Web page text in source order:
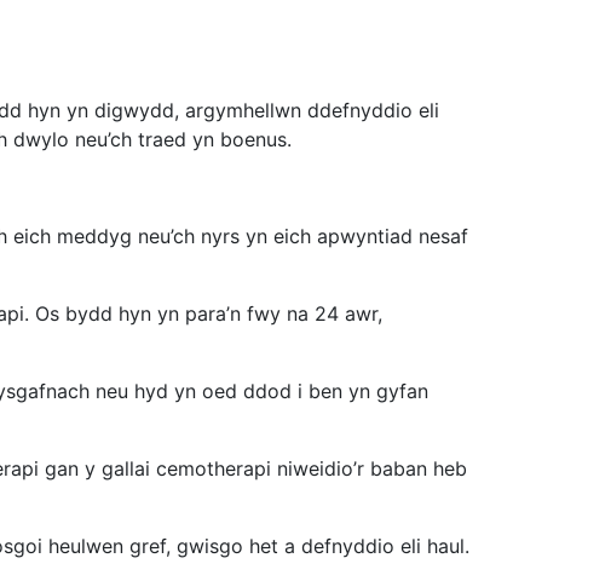
hyn yn digwydd, argymhellwn ddefnyddio eli
neu’ch traed yn boenus.
meddyg neu’ch nyrs yn eich apwyntiad nesaf
Os bydd hyn yn para’n fwy na 24 awr,
neu hyd yn oed ddod i ben yn gyfan
gan y gallai cemotherapi niweidio’r baban heb
heulwen gref, gwisgo het a defnyddio eli haul.